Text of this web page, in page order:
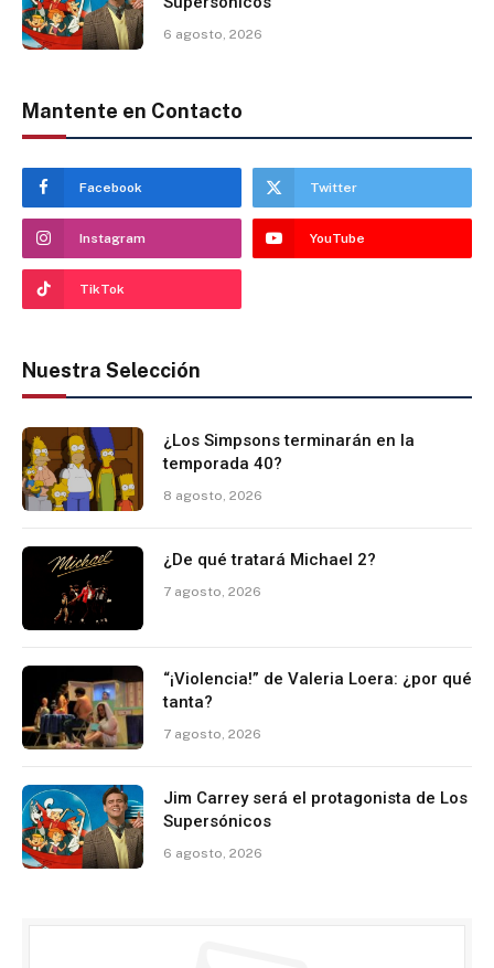
6 agosto, 2026
Mantente en Contacto
Facebook Twitter
Instagram YouTube
TikTok
Nuestra Selección
¿Los Simpsons terminarán en la
temporada 40?
8 agosto, 2026
¿De qué tratará Michael 2?
7 agosto, 2026
“¡Violencia!” de Valeria Loera: ¿por qué
tanta?
7 agosto, 2026
Jim Carrey será el protagonista de Los
Supersónicos
6 agosto, 2026